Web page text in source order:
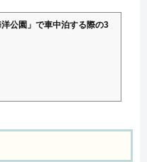
洋公園」で車中泊する際の3